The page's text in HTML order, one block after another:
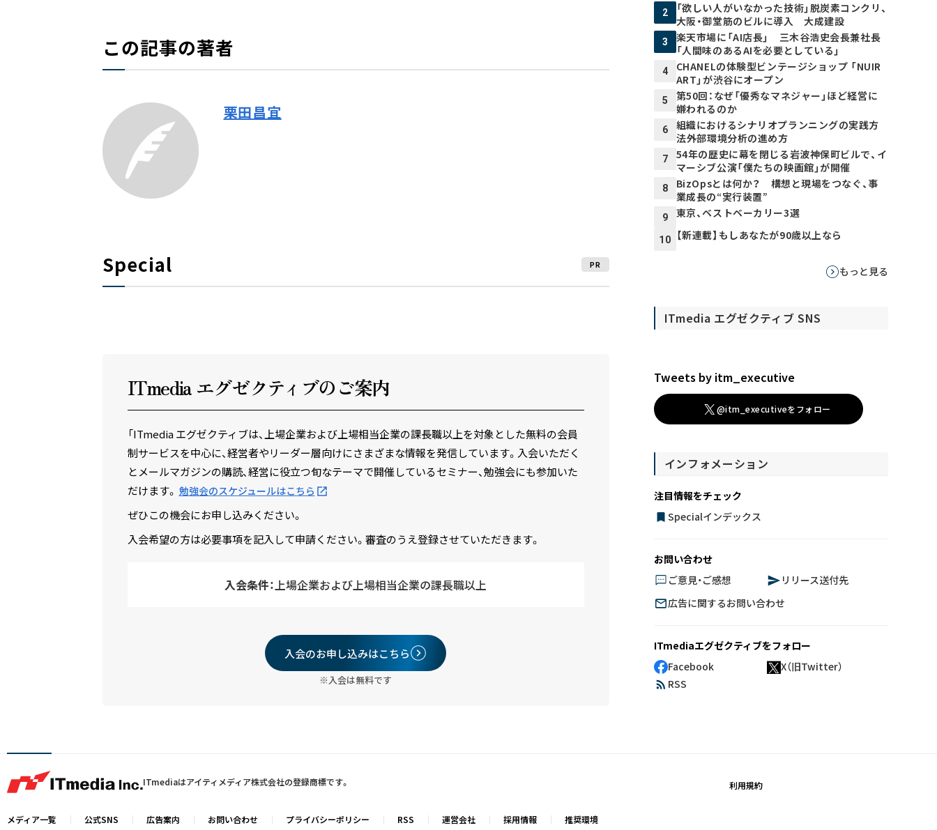
この記事の著者
栗田昌宜
Special PR
ITmedia エグゼクティ ブのご案内
「ITmedia エグゼクティブは、上場企業および上場相当企業の課長職以上を対象とした無料の会員
制サービスを中心に、経営者やリーダー層向けにさまざまな情報を発信しています。入会いただく
とメールマガジンの購読、経営に役立つ旬なテーマで開催しているセミナー、勉強会にも参加いた
だけます。 勉強会のスケジュールはこちら
ぜひこの機会にお申し込みください。
入会希望の方は必要事項を記入して申請ください。審査のうえ登録させていただきます。
入会条件：上場企業および上場相当企業の課長職以上
入会のお申し込みはこちら
※入会は無料です
2
「欲しい人がいなかった技術」脱炭素コンクリ、
大阪・御堂筋のビルに導入 大成建設
3
楽天市場に「AI店長」 三木谷浩史会長兼社長
「人間味のあるAIを必要としている」
4
CHANELの体験型ビンテージショップ 「NUIR
ART」が渋谷にオープン
5
第50回：なぜ「優秀なマネジャー」ほど経営に
嫌われるのか
6
組織におけるシナリオプランニングの実践方
法――外部環境分析の進め方
7
54年の歴史に幕を閉じる岩波神保町ビルで、イ
マーシブ公演「僕たちの映画館」が開催
8
BizOpsとは何か？ 構想と現場をつなぐ、事
業成長の“実行装置”
9 東京、ベストベーカリー3選
10 【新連載】もしあなたが90歳以上なら
もっと見る
ITmedia エグゼクティブ SNS
Tweets by itm_executive
@itm_executiveをフォロー
インフォメーション
注目情報をチェック
Specialインデックス
お問い合わせ
ご意見・ご感想
リリース送付先
広告に関するお問い合わせ
ITmediaエグゼクティブをフォロー
Facebook
X（旧Twitter）
RSS
ITmediaはアイティメディア株式会社の登録商標です。 利用規約
メディア一覧 公式SNS 広告案内 お問い合わせ プライバシーポリシー RSS 運営会社 採用情報 推奨環境